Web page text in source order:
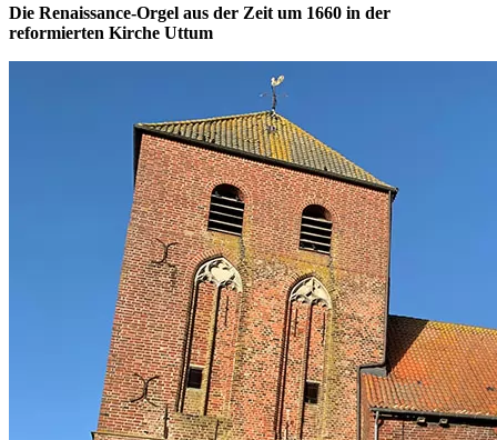
Die Renaissance-Orgel aus der Zeit um 1660 in der
reformierten Kirche Uttum